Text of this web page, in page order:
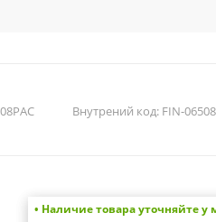
Внутрений код: FIN-
• Наличие товара уточняйте у